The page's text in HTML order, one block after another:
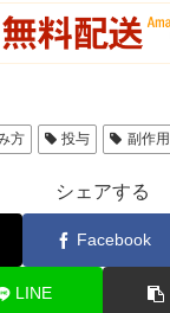
方 投与 副作用
シェアする
Facebook
LINE